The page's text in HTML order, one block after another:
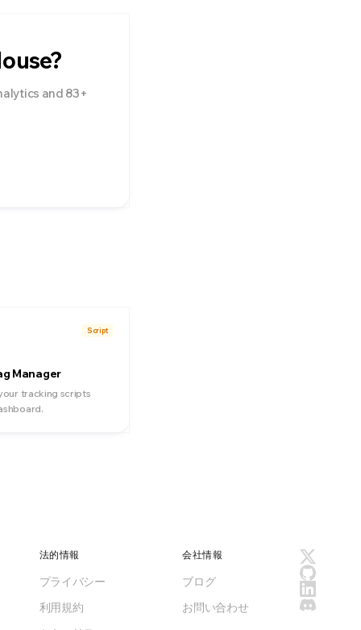
and 83+
Script
Manager
tracking scripts
法的情報
プライバシー
利用規約
会社情報
ブログ
お問い合わせ